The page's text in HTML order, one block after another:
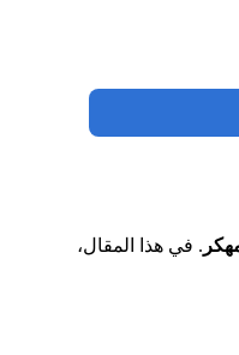
. في هذا المقال،